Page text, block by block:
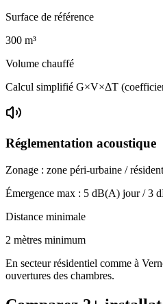
Surface de référence
300 m³
Volume chauffé
Calcul simplifié G×V×ΔT
Réglementation acoustique
Zonage : zone péri-urbaine /
Émergence max : 5 dB(A) jour /3
Distance minimale
2 mètres minimum
En secteur résidentiel comme à
ouvertures des chambres.